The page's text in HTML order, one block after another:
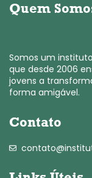
Quem
Somos um
que desde 2006
jovens a
forma amigável.
Contato